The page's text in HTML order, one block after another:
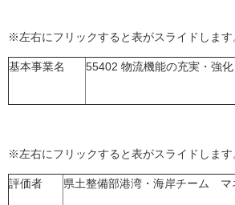
※左右にフリックすると表がスライドします
基本事業名 55402 物流機能の充実・強化
※左右にフリックすると表がスライドします
評価者 県土整備部港湾・海岸チーム